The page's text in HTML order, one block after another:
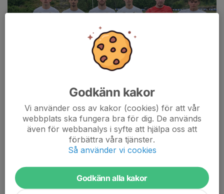
Förutsättningarna inför var att Ringarum haft det tungt i div 5
Godkänn kakor
Vi använder oss av kakor (cookies) för att vår
webbplats ska fungera bra för dig. De används
även för webbanalys i syfte att hjälpa oss att
förbättra våra tjänster.
Så använder vi cookies
Godkänn alla kakor